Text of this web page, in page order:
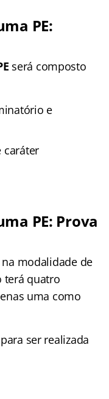
PE:
será composto
e
caráter
PE: Prova
modalidade de
terá quatro
uma como
ser realizada